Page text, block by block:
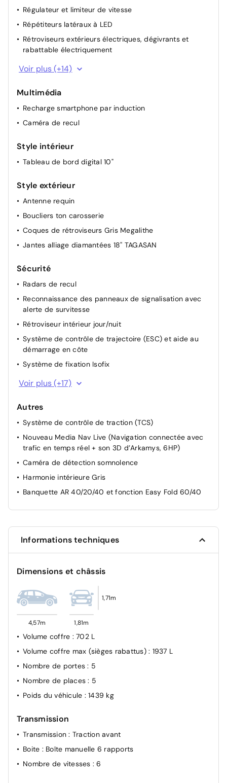
Régulateur et limiteur de vitesse
Répétiteurs latéraux à LED
Rétroviseurs extérieurs électriques, dégivrants et
rabattable électriquement
Siège conducteur semi - électrique
Volant réglable en hauteur et en profondeur
Volant Soft Feel
Barres de toit longitudinales
Carte mains libres
Climatisation automatique bi-zone
Console centrale haute avec accoudoir
Direction assistée
Feux de croisement à LED
Hayon électrique
Lève-vitres AR électriques
Voir plus (+14)
Multimédia
Recharge smartphone par induction
Caméra de recul
Style intérieur
Tableau de bord digital 10"
Style extérieur
Antenne requin
Boucliers ton carosserie
Coques de rétroviseurs Gris Megalithe
Jantes alliage diamantées 18'' TAGASAN
Sécurité
Radars de recul
Reconnaissance des panneaux de signalisation avec
alerte de survitesse
Rétroviseur intérieur jour/nuit
Système de contrôle de trajectoire (ESC) et aide au
démarrage en côte
Système de fixation Isofix
Système de freinage d'urgence avancé (piéton, deux-
roues et intersection)
Verrouillage centralisée
Vitres AR surteintées
ABS
Airbag AV conducteur et passager
Airbag passager déconnectable
Airbags latéraux AV et rideaux
Alerte franchissement de ligne et assistant maintien
automatiques
Appel SOS (E-call)
Commutation automatique feux de croisement/route
Détection de perte de pression des pneus
Frein de parking électrique
Lunette AR dégivrante
My Safety Switch (bouton de déconnexion des aides à
la conduite)
Voir plus (+17)
Autres
Système de contrôle de traction (TCS)
Nouveau Media Nav Live (Navigation connectée avec
trafic en temps réel + son 3D d’Arkamys, 6HP)
Caméra de détection somnolence
Harmonie intérieure Gris
Banquette AR 40/20/40 et fonction Easy Fold 60/40
Informations techniques
Dimensions et châssis
4,57m 1,81m
1,71m
Volume coffre : 702 L
Volume coffre max (sièges rabattus) : 1937 L
Nombre de portes: 5
Nombre de places: 5
Poids du véhicule : 1439 kg
Transmission
Transmission: Traction avant
Boite : Boîte manuelle 6 rapports
Nombre de vitesses : 6